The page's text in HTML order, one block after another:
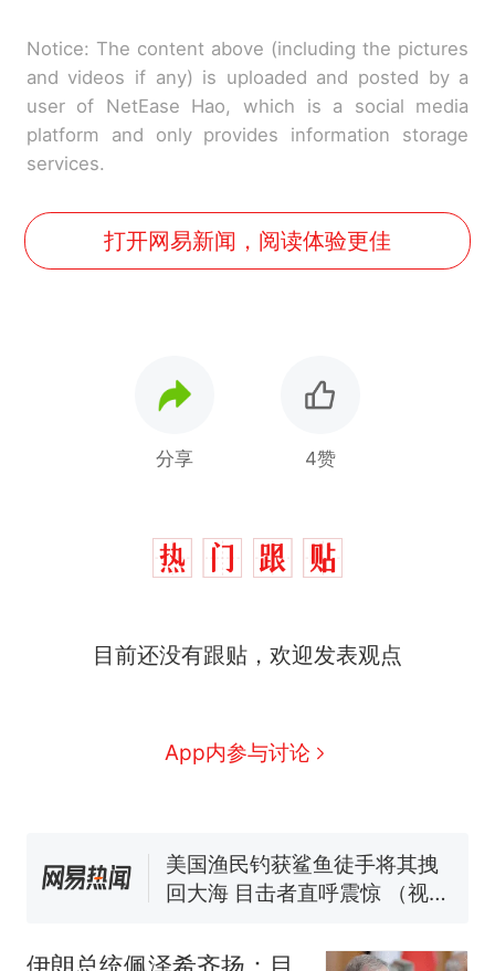
Notice: The content above (including the pictures
and videos if any) is uploaded and posted by a
user of NetEase Hao, which is a social media
platform and only provides information storage
services.
打开网易新闻，阅读体验更佳
分享 4赞
目前还没有跟贴，欢迎发表观点
App内参与讨论
新 费大厨“全国小炒肉大王”称
140多朵
美国渔民钓获鲨鱼徒手将其拽
回大海 目击者直呼震惊 （视频
老师一句“跟我回家”改写了人